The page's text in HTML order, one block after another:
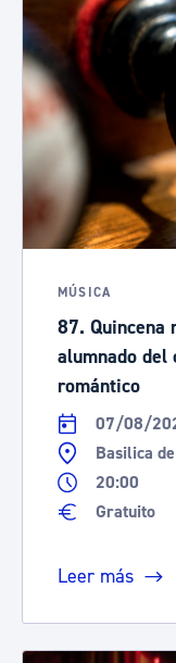
MÚSICA
87. Quincena
alumnado del
romántico
07/08/
Basilica
20:00
Gratuito
Leer más